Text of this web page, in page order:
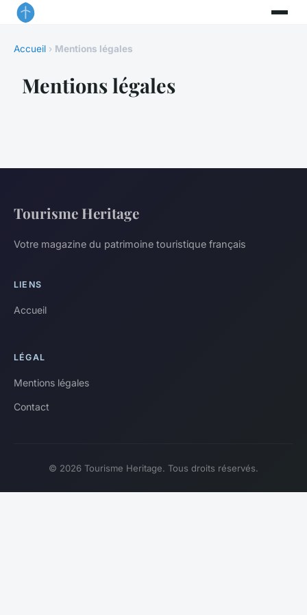
Accueil › Mentions légales
Mentions légales
Tourisme Heritage
Votre magazine du patrimoine touristique français
LIENS
Accueil
LÉGAL
Mentions légales
Contact
© 2026 Tourisme Heritage. Tous droits réservés.